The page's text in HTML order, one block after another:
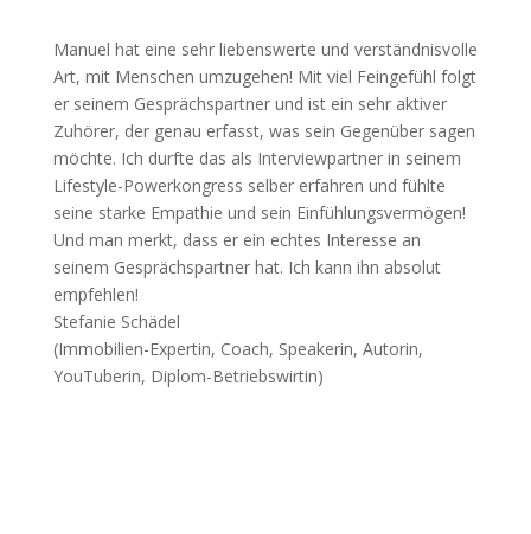
Manuel hat eine sehr liebenswerte und verständnisvolle
Art, mit Menschen umzugehen! Mit viel Feingefühl folgt
er seinem Gesprächspartner und ist ein sehr aktiver
Zuhörer, der genau erfasst, was sein Gegenüber sagen
möchte. Ich durfte das als Interviewpartner in seinem
Lifestyle-Powerkongress selber erfahren und fühlte
seine starke Empathie und sein Einfühlungsvermögen!
Und man merkt, dass er ein echtes Interesse an
seinem Gesprächspartner hat. Ich kann ihn absolut
empfehlen!
Stefanie Schädel
(Immobilien-Expertin, Coach, Speakerin, Autorin,
YouTuberin, Diplom-Betriebswirtin)